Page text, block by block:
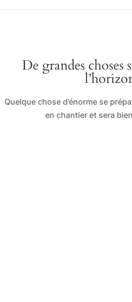
De grandes choses
Quelque chose d’énorme se
en chantier et sera